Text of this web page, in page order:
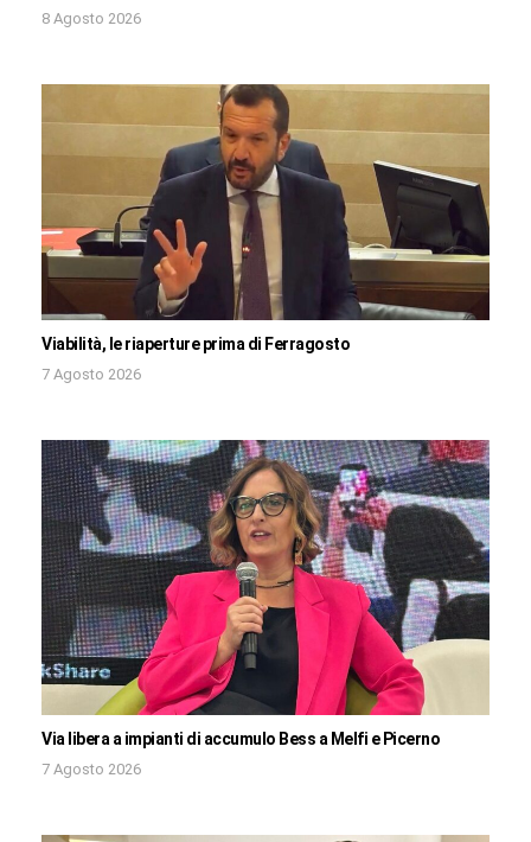
8 Agosto 2026
Viabilità, le riaperture prima di Ferragosto
7 Agosto 2026
Via libera a impianti di accumulo Bess a Melfi e Picerno
7 Agosto 2026